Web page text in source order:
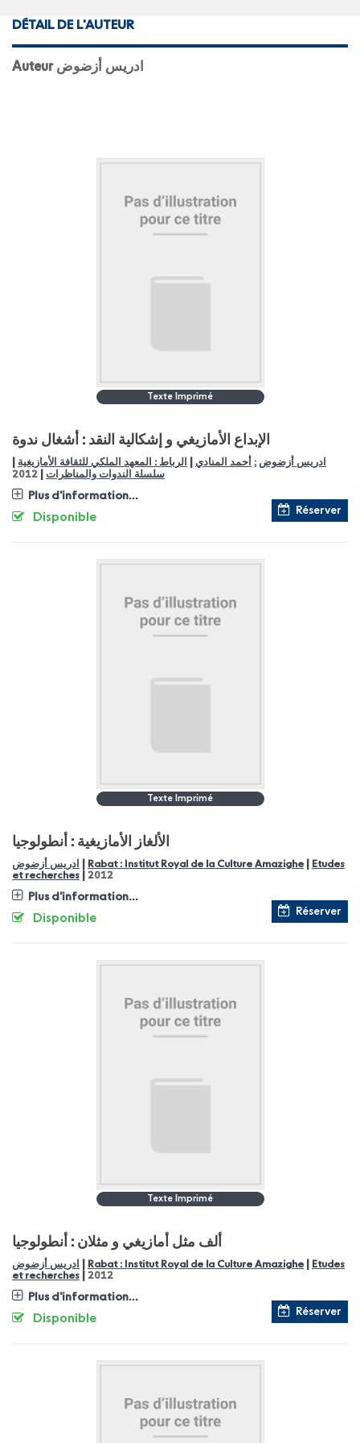
DÉTAIL DE L'AUTEUR
Auteur ادريس أزضوض
Texte Imprimé
الإبداع الأمازيغي و إشكالية النقد : أشغال ندوة
ادريس أزضوض ; أحمد المنادي الرباط : المعهد الملكي للثقافة الأمازيغية
سلسلة الندوات والمناظرات 2012
Plus d'information...
Réserver
Disponible
Texte Imprimé
الألغاز الأمازيغية : أنطولوجيا
ادريس أزضوض Rabat : Institut Royal de la Culture Amazighe
Etudes
et recherches
2012
Plus d'information...
Réserver
Disponible
Texte Imprimé
ألف مثل أمازيغي و مثلان : أنطولوجيا
ادريس أزضوض Rabat : Institut Royal de la Culture Amazighe
Etudes
et recherches
2012
Plus d'information...
Réserver
Disponible